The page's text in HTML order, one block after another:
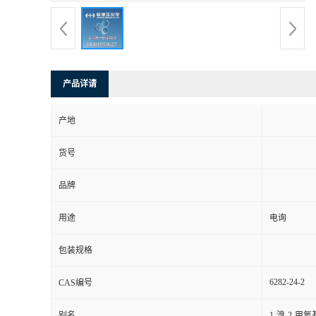
产品详请
产地
货号
品牌
用途 电询
包装规格
CAS编号 6282-24-2